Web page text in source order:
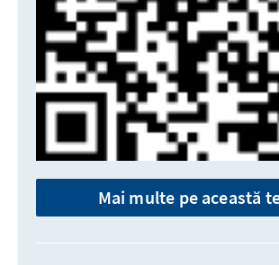
Mai multe pe această